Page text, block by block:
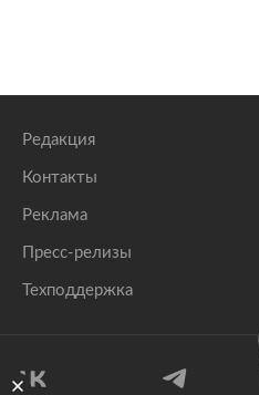
Редакция
Контакты
Реклама
Пресс-релизы
Техподдержка